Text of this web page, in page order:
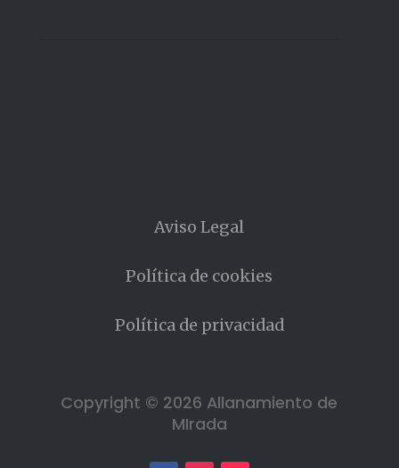
Aviso Legal
Política de cookies
Política de privacidad
Copyright © 2026 Allanamiento de
MIrada